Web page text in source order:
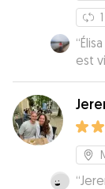
1
“
est
“